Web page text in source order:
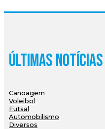
Últimas Notícias
Canoagem
Voleibol
Futsal
Automobilismo
Diversos